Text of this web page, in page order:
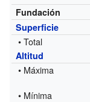
Fundación
Superficie
• Total
Altitud
• Máxima
• Mínima